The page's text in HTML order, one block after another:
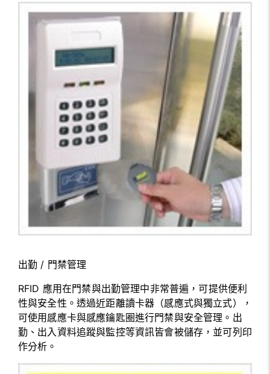
出勤 / 門禁管理
RFID 應用在門禁與出勤管理中非常普遍，可提供便利
性與安全性。透過近距離讀卡器（感應式與獨立式），
可使用感應卡與感應鑰匙圈進行門禁與安全管理。出
勤、出入資料追蹤與監控等資訊皆會被儲存，並可列印
作分析。